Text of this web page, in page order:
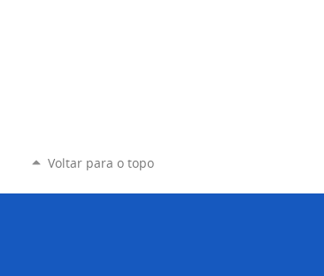
Voltar para o topo